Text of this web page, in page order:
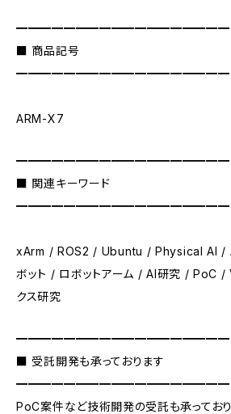
━━━━━━━━━━━━━━━━━━
■ 商品記号
━━━━━━━━━━━━━━━━━━
ARM-X7
━━━━━━━━━━━━━━━━━━
■ 関連キーワード
━━━━━━━━━━━━━━━━━━
xArm / ROS2 / Ubuntu / Physical AI /
ボット / ロボットアーム / AI研究 / PoC
クス研究
━━━━━━━━━━━━━━━━━━
■ 受託開発も承っております
━━━━━━━━━━━━━━━━━━
PoC案件など技術開発の受託も承っており